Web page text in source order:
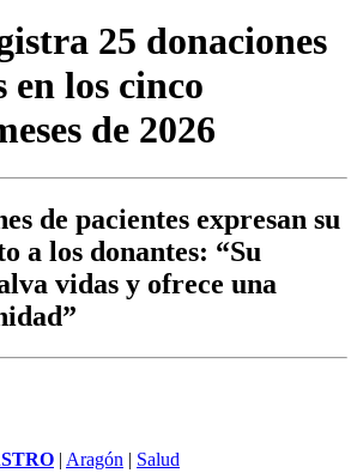
25 donaciones
en los cinco
de 2026
de pacientes expresan su
a los donantes: “Su
vidas y ofrece una
| Aragón | Salud